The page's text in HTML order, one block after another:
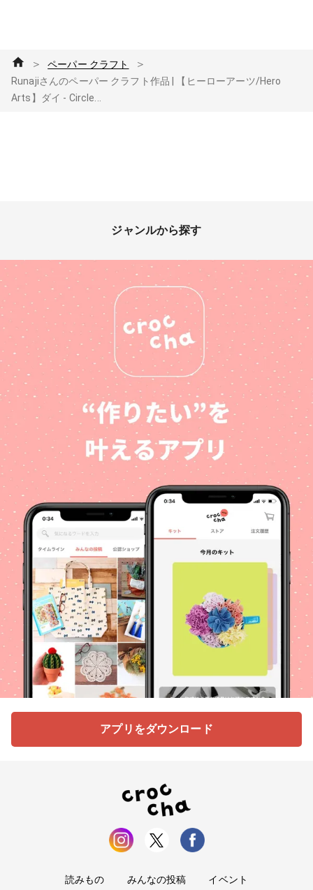
＞ ペーパー クラフト ＞
Runajiさんのペーパー クラフト作品 | 【ヒーローアーツ/Hero
Arts】ダイ - Circle...
ジャンルから探す
アプリをダウンロード
読みもの みんなの投稿 イベント